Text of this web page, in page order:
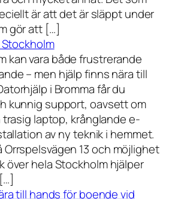
är att det är släppt under
gör att […]
kan vara både frustrerande
– men hjälp finns nära till
i Bromma får du
kunnig support, oavsett om
laptop, krånglande e-
av ny teknik i hemmet.
Orrspelsvägen 13 och möjlighet
över hela Stockholm hjälper
till hands för boende vid